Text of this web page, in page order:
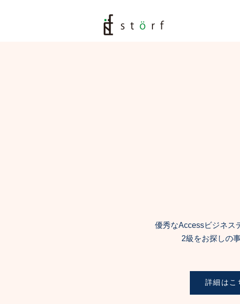
優秀なAccessビジネス
2級をお探しの
詳細はこ